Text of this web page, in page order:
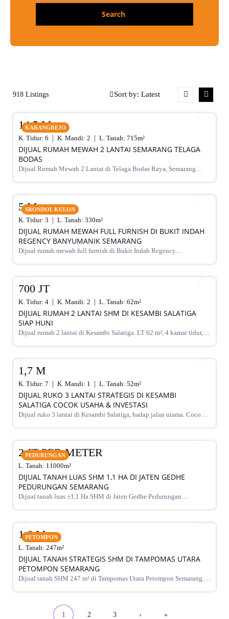
918 Listings
KARANGREJO
DIJUAL RUMAH MEWAH 2 LANTAI SEMARANG TELAGA
BODAS
Dijual Rumah Mewah 2 Lantai di Telaga Bodas Raya, Semarang
5+1 kamar, listrik 5500 watt, air artetis. Lingkungan asri & strategis.
K. Tidur: 6 K. Mandi: 2 L. Tanah: 715m²
14,5 M
SRONDOL KULON
SALE
DIJUAL RUMAH MEWAH FULL FURNISH DI BUKIT INDAH
REGENCY BANYUMANIK SEMARANG
Dijual rumah mewah full furnish di Bukit Indah Regency
premium. Harga 5 M nego
K. Tidur: 3 L. Tanah: 330m²
5 M
SALE
DIJUAL RUMAH 2 LANTAI SHM DI KESAMBI SALATIGA
SIAP HUNI
Dijual rumah 2 lantai di Kesambi Salatiga. LT 62 m², 4 kamar tidur,
K. Tidur: 4 K. Mandi: 2 L. Tanah: 62m²
700 JT
SALE
DIJUAL RUKO 3 LANTAI STRATEGIS DI KESAMBI
SALATIGA COCOK USAHA & INVESTASI
Dijual ruko 3 lantai di Kesambi Salatiga, hadap jalan utama. Cocok
K. Tidur: 7 K. Mandi: 1 L. Tanah: 52m²
1,7 M
PEDURUNGAN
SALE
DIJUAL TANAH LUAS SHM 1,1 HA DI JATEN GEDHE
PEDURUNGAN SEMARANG
Dijual tanah luas ±1,1 Ha SHM di Jaten Gedhe Pedurungan
juta/meter nego
L. Tanah: 11000m²
2 JT PER METER
PETOMPON
SALE
DIJUAL TANAH STRATEGIS SHM DI TAMPOMAS UTARA
PETOMPON SEMARANG
Dijual tanah SHM 247 m² di Tampomas Utara Petompon Semarang.
investasi. Harga 1,6 M nego.
L. Tanah: 247m²
1,6 M
1 2 3 › »